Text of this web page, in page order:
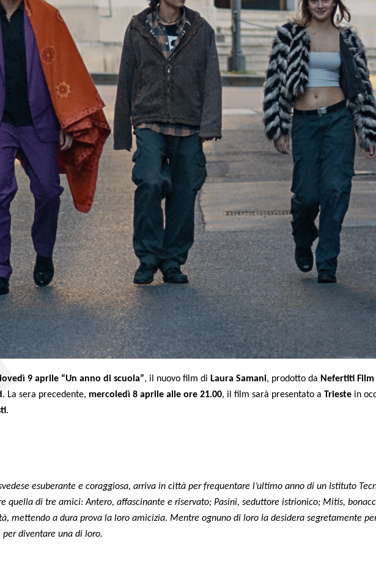
9 aprile “Un anno di scuola”, il nuovo film di Laura Samani, prodotto da Nefertiti Film
. La sera precedente, mercoledì 8 aprile alle ore 21.00, il film sarà presentato a Trieste in
.
esuberante e coraggiosa, arriva in città per frequentare l’ultimo anno di un Istituto
quella di tre amici: Antero, affascinante e riservato; Pasini, seduttore istrionico; Mitis,
mettendo a dura prova la loro amicizia. Mentre ognuno di loro la desidera segretamente
diventare una di loro.